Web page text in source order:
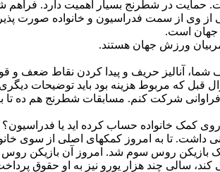
در شطرنج بسیار اهمیت دارد.
وی از سمت فدراسیون و خانواده صورت
جهان است.
ورزش جهان هستند.
شما، آنالیز حریف و پیدا کردن نقاط ضعف
قبل که مربوط هزینه بود باید توضیحات
فراوانی شرکت کنم. مسابقات شطرنج هم
کمک خانواده حساب کرده اید یا فدراسیون؟
داشت. تا به امروز کمکهای اصلی از سوی
که قهرمان جهان در رده ۱۲ ساله شدم، یک بازیکن روس
سالی چند هزار یورو نیز به او حقوق